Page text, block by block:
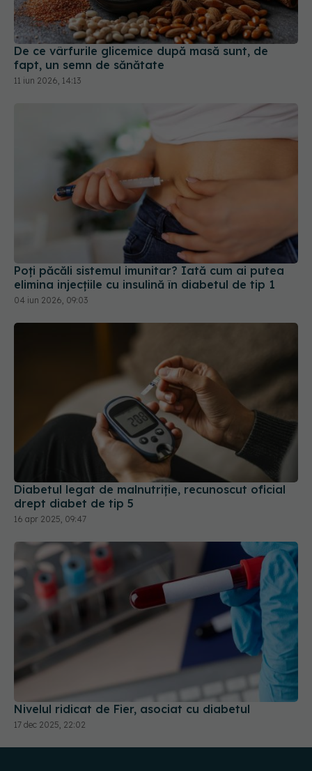
De ce vârfurile glicemice după masă sunt, de
fapt, un semn de sănătate
11 iun 2026, 14:13
Poți păcăli sistemul imunitar? Iată cum ai putea
elimina injecțiile cu insulină în diabetul de tip 1
04 iun 2026, 09:03
Diabetul legat de malnutriție, recunoscut oficial
drept diabet de tip 5
16 apr 2025, 09:47
Nivelul ridicat de Fier, asociat cu diabetul
17 dec 2025, 22:02